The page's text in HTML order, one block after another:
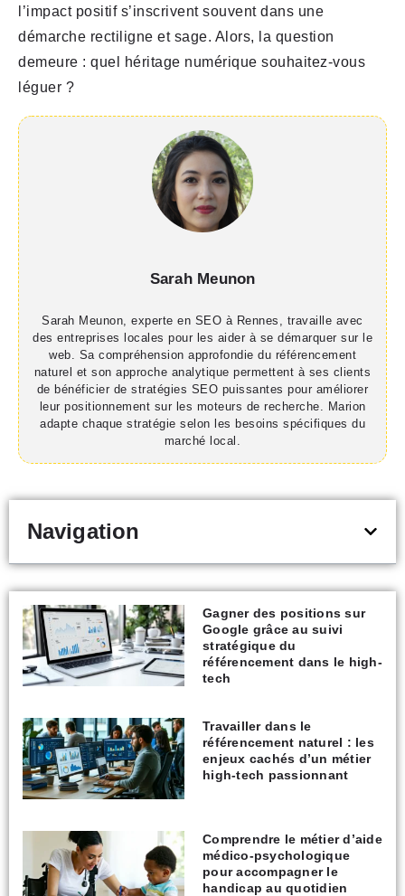
l’impact positif s’inscrivent souvent dans une
démarche rectiligne et sage. Alors, la question
demeure : quel héritage numérique souhaitez-vous
léguer ?
Sarah Meunon
Sarah Meunon, experte en SEO à Rennes, travaille avec
des entreprises locales pour les aider à se démarquer sur le
web. Sa compréhension approfondie du référencement
naturel et son approche analytique permettent à ses clients
de bénéficier de stratégies SEO puissantes pour améliorer
leur positionnement sur les moteurs de recherche. Marion
adapte chaque stratégie selon les besoins spécifiques du
marché local.
Navigation
Gagner des positions sur
Google grâce au suivi
stratégique du
référencement dans le high-
tech
Travailler dans le
référencement naturel : les
enjeux cachés d’un métier
high-tech passionnant
Comprendre le métier d’aide
médico-psychologique
pour accompagner le
handicap au quotidien